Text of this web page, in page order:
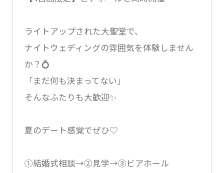
ライトアップされた大聖堂で、
ナイトウェディングの雰囲気を体験しません
か？💍
「まだ何も決まってない」
そんなふたりも大歓迎✨
夏のデート感覚でぜひ♡
①結婚式相談→②見学→③ビアホール